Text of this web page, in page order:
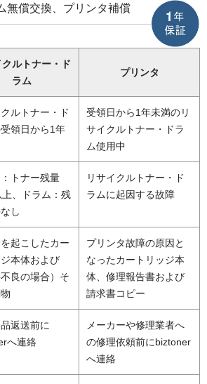
無償交換、プリンタ補償
クルトナー・ド
ラム
プリンタ
ルトナー・ド
領日から1年
受領日から1年未満のリ
サイクルトナー・ドラ
ム使用中
：トナー残量
、ドラム：残
し
リサイクルトナー・ド
ラムに起因する故障
起こしたカー
ジ本体および
不良の場合）そ
プリンタ故障の原因と
なったカートリッジ本
体、修理報告書および
請求書コピー
返送前に
へ連絡
メーカーや修理業者へ
の修理依頼前にbiztoner
へ連絡